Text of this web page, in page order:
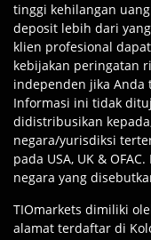
tinggi kehilangan
deposit lebih dari
klien profesional
kebijakan peringatan
independen jika Anda
Informasi ini tidak
didistribusikan
negara/yurisdiksi
pada USA, UK &
negara yang
TIOmarkets dimiliki
alamat terdaftar di